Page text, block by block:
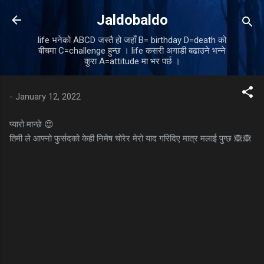
Skip to main content
Jaldobaldo
life भनेको ABCD जस्तै हो जहाँ B= birthday D=death को
बीचमा C=challenge हुन्छ । life कसरी अगाडी बढाउने भन्ने
कुरा A=attitude मा भर पर्छ ।
- January 12, 2022
प्यारो मान्छे 😍
तिमी ले आफ्नो फुर्सदको केही निमेष चोरेर मेरो याद गरिदिए मात्र मलाई पुग्छ 🙈🙈